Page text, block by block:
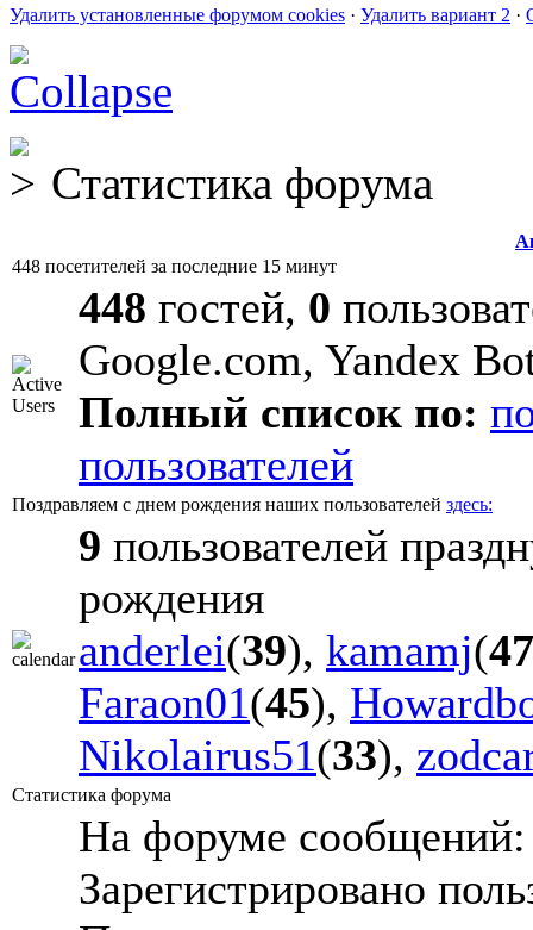
Удалить установленные форумом cookies · Удалить вариант 2 ·
Статистика форума
448 посетителей за последние 15 минут
448 гостей, 0
Google.com, Yandex
Полный список по:
пользователей
Поздравляем с днем рождения наших пользователей здесь:
9 пользователей
рождения
anderlei(39), kamamj(47
Faraon01(45),
Nikolairus51(33),
Статистика форума
На форуме
Зарегистрировано